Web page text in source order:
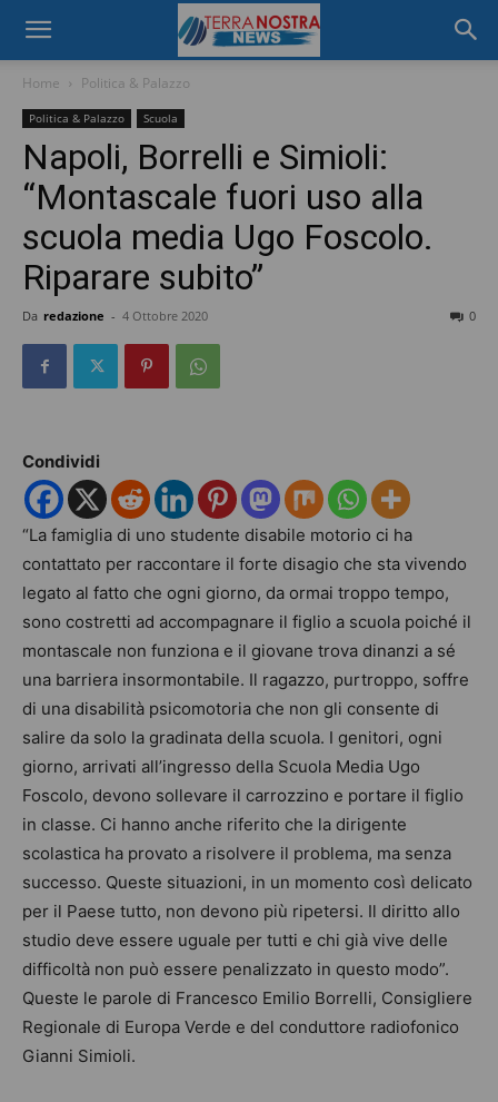
Home Politica & Palazzo
Politica & Palazzo Scuola
Napoli, Borrelli e Simioli:
“Montascale fuori uso alla
scuola media Ugo Foscolo.
Riparare subito”
Da redazione - 4 Ottobre 2020 0
Condividi
“La famiglia di uno studente disabile motorio ci ha
contattato per raccontare il forte disagio che sta vivendo
legato al fatto che ogni giorno, da ormai troppo tempo,
sono costretti ad accompagnare il figlio a scuola poiché il
montascale non funziona e il giovane trova dinanzi a sé
una barriera insormontabile. Il ragazzo, purtroppo, soffre
di una disabilità psicomotoria che non gli consente di
salire da solo la gradinata della scuola. I genitori, ogni
giorno, arrivati all’ingresso della Scuola Media Ugo
Foscolo, devono sollevare il carrozzino e portare il figlio
in classe. Ci hanno anche riferito che la dirigente
scolastica ha provato a risolvere il problema, ma senza
successo. Queste situazioni, in un momento così delicato
per il Paese tutto, non devono più ripetersi. Il diritto allo
studio deve essere uguale per tutti e chi già vive delle
difficoltà non può essere penalizzato in questo modo”.
Queste le parole di Francesco Emilio Borrelli, Consigliere
Regionale di Europa Verde e del conduttore radiofonico
Gianni Simioli.